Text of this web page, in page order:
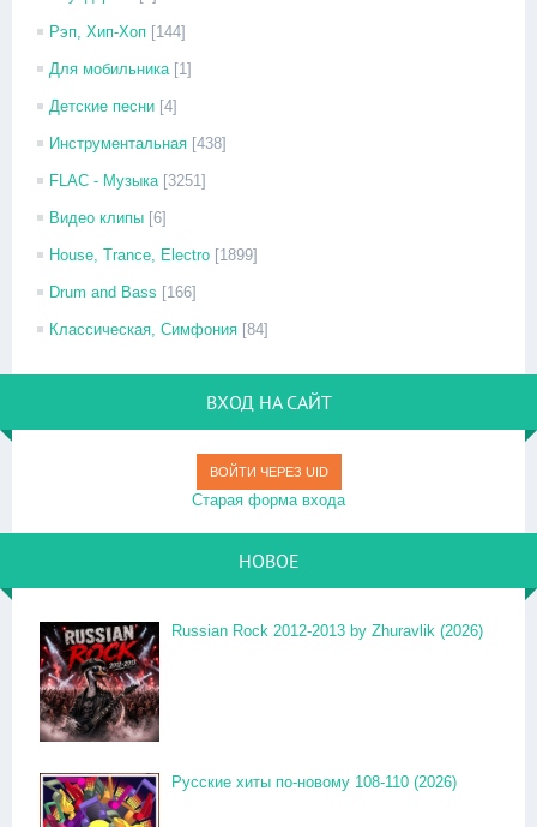
Рэп, Хип-Хоп [144]
Для мобильника [1]
Детские песни [4]
Инструментальная [438]
FLAC - Музыка [3251]
Видео клипы [6]
House, Trance, Electro [1899]
Drum and Bass [166]
Классическая, Симфония [84]
ВХОД НА САЙТ
ВОЙТИ ЧЕРЕЗ UID
Старая форма входа
НОВОЕ
Russian Rock 2012-2013 by Zhuravlik (2026)
Русские хиты по-новому 108-110 (2026)